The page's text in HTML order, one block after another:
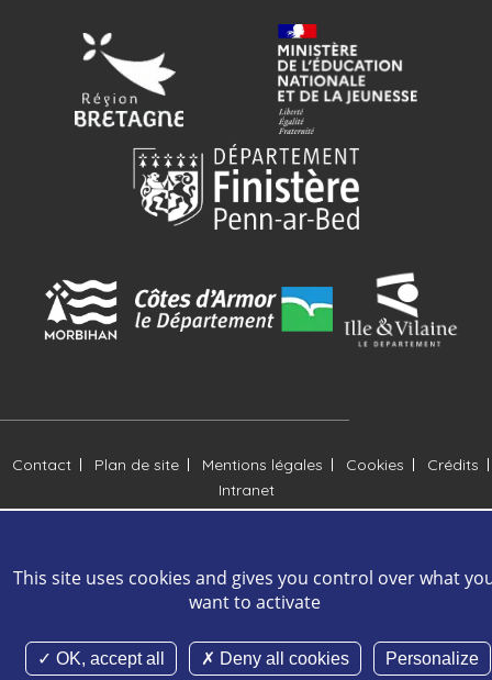
Contact Plan de site Mentions légales Cookies
Crédits
Intranet
DIWAN 2026 Tous droits réservés - Réalisation Agence Digitale
Versio
This site uses cookies and gives you control over what
want to activate
OK, accept all Deny all cookies Personalize